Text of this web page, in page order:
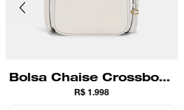
Bolsa Chaise Crossbody
Coach
R$ 1.998